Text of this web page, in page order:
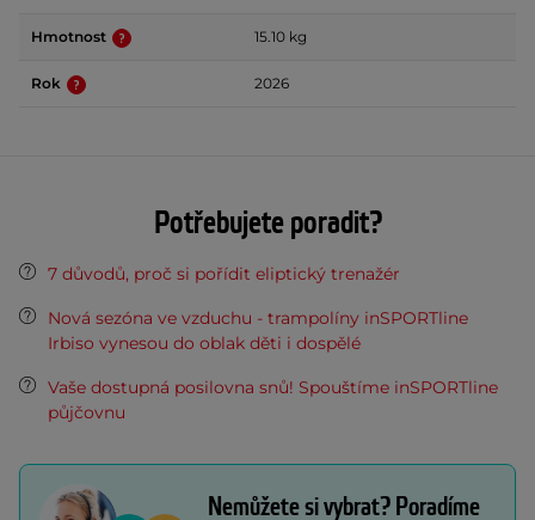
Hmotnost 15.10 kg
Rok 2026
Potřebujete poradit?
7 důvodů, proč si pořídit eliptický trenažér
Nová sezóna ve vzduchu - trampolíny inSPORTline
Irbiso vynesou do oblak děti i dospělé
Vaše dostupná posilovna snů! Spouštíme inSPORTline
půjčovnu
Nemůžete si vybrat? Poradíme